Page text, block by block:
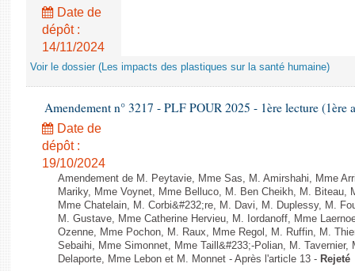
Date de
dépôt :
14/11/2024
Voir le dossier (Les impacts des plastiques sur la santé humaine)
Amendement n° 3217 - PLF POUR 2025 - 1ère lecture (1ère
Date de
dépôt :
19/10/2024
Amendement de M. Peytavie, Mme Sas, M. Amirshahi, Mme
Mariky, Mme Voynet, Mme Belluco, M. Ben Cheikh, M. Biteau,
Mme Chatelain, M. Corbi&#232;re, M. Davi, M. Duplessy, M.
M. Gustave, Mme Catherine Hervieu, M. Iordanoff, Mme
Ozenne, Mme Pochon, M. Raux, Mme Regol, M. Ruffin, M.
Sebaihi, Mme Simonnet, Mme Taill&#233;-Polian, M. Tavernier,
Delaporte, Mme Lebon et M. Monnet - Après l'article 13 - Rejeté